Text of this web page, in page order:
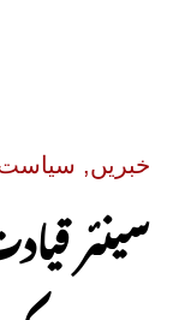
خبریں,
سینئر